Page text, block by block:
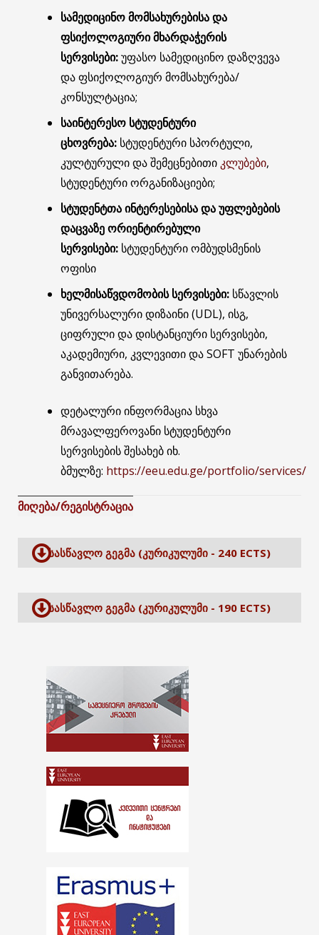
სამედიცინო მომსახურებისა და
ფსიქოლოგიური მხარდაჭერის
სერვისები:უფასო სამედიცინო დაზღვევა
და ფსიქოლოგიურ მომსახურება/
კონსულტაცია;
საინტერესო სტუდენტური
ცხოვრება: სტუდენტური სპორტული,
კულტურული და შემეცნებითი კლუბები,
სტუდენტური ორგანიზაციები;
სტუდენტთა ინტერესებისა და უფლებების
დაცვაზე ორიენტირებული
სერვისები: სტუდენტური ომბუდსმენის
ოფისი
ხელმისაწვდომობის სერვისები: სწავლის
უნივერსალური დიზაინი (UDL), ისგ,
ციფრული და დისტანციური სერვისები,
აკადემიური, კვლევითი და SOFT უნარების
განვითარება.
დეტალური ინფორმაცია სხვა
მრავალფეროვანი სტუდენტური
სერვისების შესახებ იხ.
ბმულზე: https://eeu.edu.ge/portfolio/services/
მიღება/რეგისტრაცია
ᲡᲐᲡᲬᲐᲕᲚᲝ ᲒᲔᲒᲛᲐ (ᲙᲣᲠᲘᲙᲣᲚᲣᲛᲘ - 240 ECTS)
ᲡᲐᲡᲬᲐᲕᲚᲝ ᲒᲔᲒᲛᲐ (ᲙᲣᲠᲘᲙᲣᲚᲣᲛᲘ - 190 ECTS)